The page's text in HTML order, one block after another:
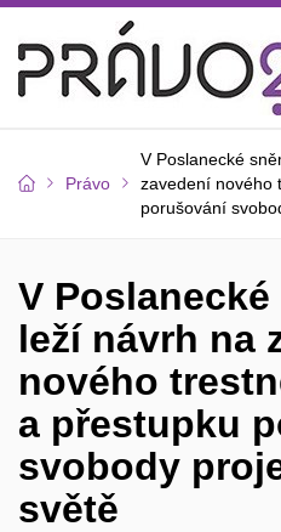
Právo
V Poslanecké
zavedení nového
porušování
V
leží návrh na
nového
a přestupku
svobody
světě